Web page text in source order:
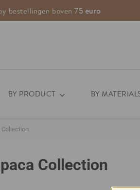
bestellingen boven 75 euro
life
BY PRODUCT BY
Collection
Collection